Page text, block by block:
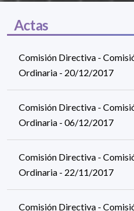
Actas
Comisión Directiva -
Ordinaria - 20/12/2017
Comisión Directiva -
Ordinaria - 06/12/2017
Comisión Directiva -
Ordinaria - 22/11/2017
Comisión Directiva -